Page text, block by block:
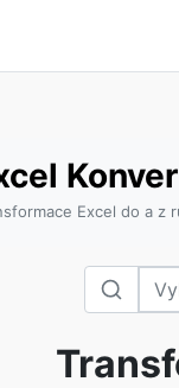
Excel do a z